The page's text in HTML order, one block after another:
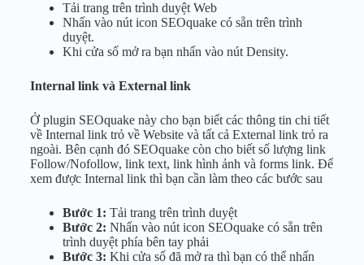
Tải trang trên trình duyệt Web
Nhấn vào nút icon SEOquake có sẵn trên trình
duyệt.
Khi cửa số mở ra bạn nhấn vào nút Density.
Internal link và External link
Ở plugin SEOquake này cho bạn biết các thông tin chi tiết
về Internal link trỏ về Website và tất cả External link trỏ ra
ngoài. Bên cạnh đó SEOquake còn cho biết số lượng link
Follow/Nofollow, link text, link hình ảnh và forms link. Để
xem được Internal link thì bạn cần làm theo các bước sau
Bước 1: Tải trang trên trình duyệt
Bước 2: Nhấn vào nút icon SEOquake có sẵn trên
trình duyệt phía bên tay phải
Bước 3: Khi cửa số đã mở ra thì bạn có thể nhấn